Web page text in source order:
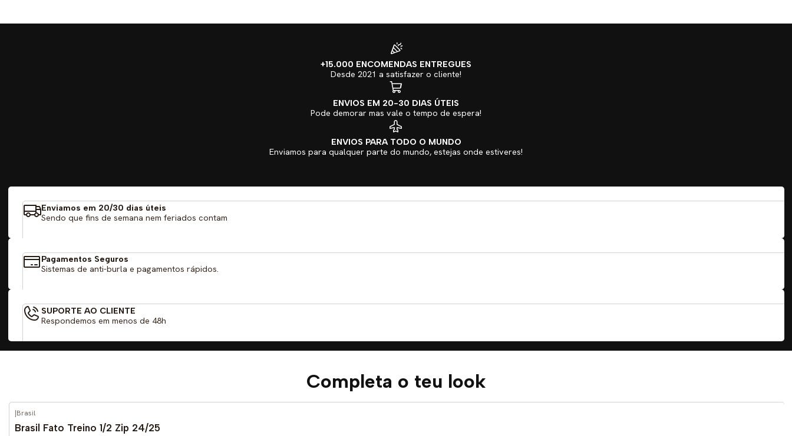
+15.000 ENCOMENDAS ENTREGUES
Desde 2021 a satisfazer o cliente!
ENVIOS EM 20-30 DIAS ÚTEIS
Pode demorar mas vale o tempo de espera!
ENVIOS PARA TODO O MUNDO
Enviamos para qualquer parte do mundo, estejas onde estiveres!
Enviamos em 20/30 dias úteis
Sendo que fins de semana nem feriados contam
Pagamentos Seguros
Sistemas de anti-burla e pagamentos rápidos.
SUPORTE AO CLIENTE
Respondemos em menos de 48h
Completa o teu look
-46%DESCONTO
|Brasil
Brasil Fato Treino 1/2 Zip 24/25